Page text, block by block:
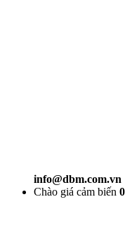
info@dbm.com.vn
Chào giá cảm biến